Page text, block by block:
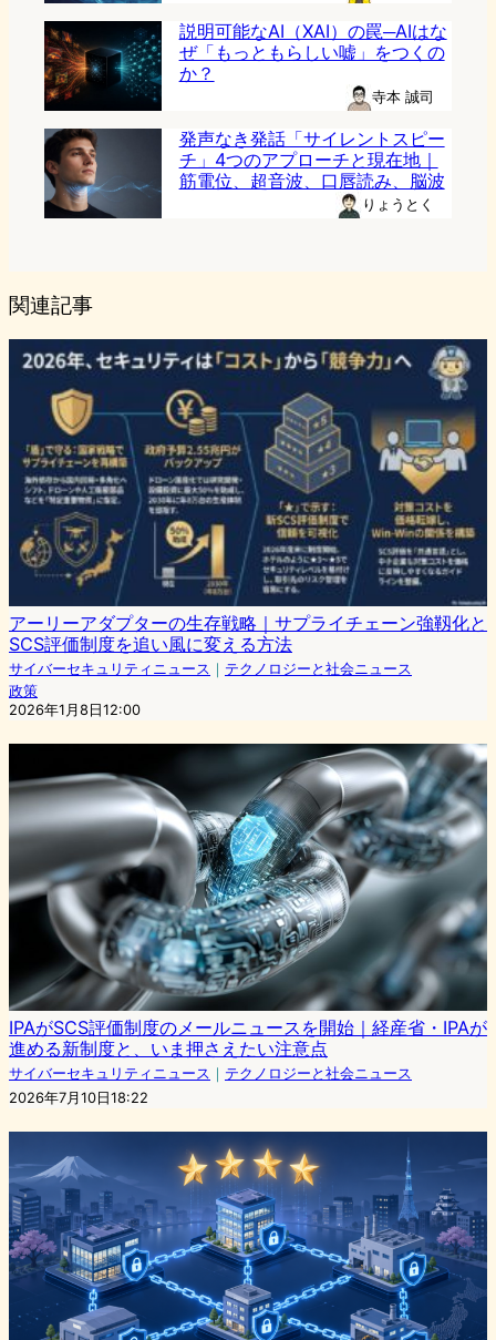
説明可能なAI（XAI）の罠─AIはな
ぜ「もっともらしい嘘」をつくの
か？
寺本 誠司
発声なき発話「サイレントスピー
チ」4つのアプローチと現在地｜
筋電位、超音波、口唇読み、脳波
りょうとく
関連記事
アーリーアダプターの生存戦略｜サプライチェーン強靱化と
SCS評価制度を追い風に変える方法
サイバーセキュリティニュース ｜ テクノロジーと社会ニュース
政策
2026年1月8日12:00
IPAがSCS評価制度のメールニュースを開始｜経産省・IPAが
進める新制度と、いま押さえたい注意点
サイバーセキュリティニュース ｜ テクノロジーと社会ニュース
2026年7月10日18:22